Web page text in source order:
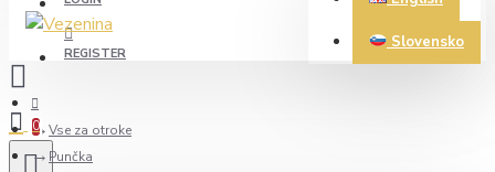
REGISTER
Slovensko
0 Vse za otroke
Punčka